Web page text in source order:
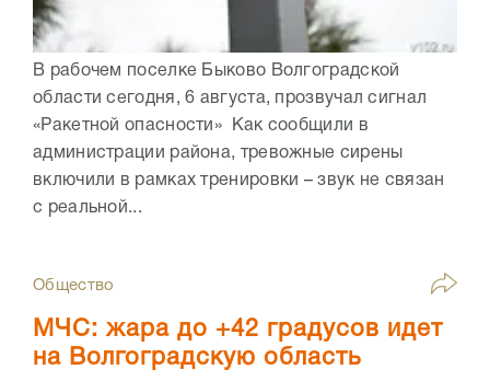
В рабочем поселке Быково Волгоградской
области сегодня, 6 августа, прозвучал сигнал
«Ракетной опасности» Как сообщили в
администрации района, тревожные сирены
включили в рамках тренировки – звук не связан
с реальной...
Общество
МЧС: жара до +42 градусов идет
на Волгоградскую область